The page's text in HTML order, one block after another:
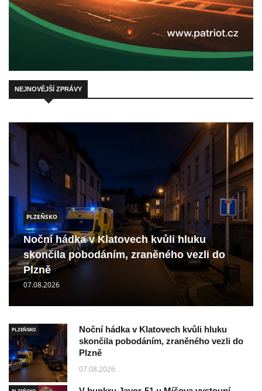
NEJNOVĚJŠÍ ZPRÁVY
PLZEŇSKO
Noční hádka v Klatovech kvůli hluku
skončila pobodáním, zraněného vezli do
Plzně
07.08.2026
PLZEŇSKO
Noční hádka v Klatovech kvůli hluku
skončila pobodáním, zraněného vezli do
Plzně
07.08.2026